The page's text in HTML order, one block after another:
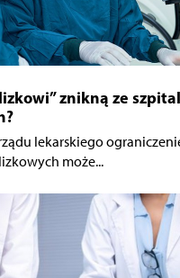
znikną ze
lekarskiego
może...